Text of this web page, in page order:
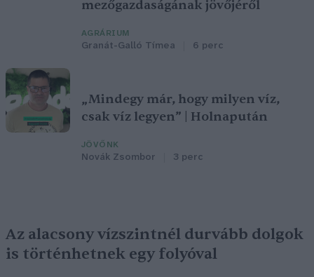
mezőgazdaságának jövőjéről
AGRÁRIUM
Granát-Galló Tímea 6 perc
„Mindegy már, hogy milyen víz,
csak víz legyen” | Holnapután
JÖVŐNK
Novák Zsombor 3 perc
Az alacsony vízszintnél durvább dolgok
is történhetnek egy folyóval